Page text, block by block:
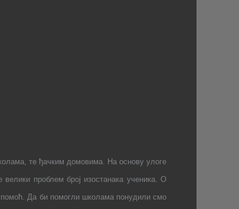
те ђачким домовима. На основу улоге
проблем број изостанака ученика. О
помоћ. Да би помогли школама понудили смо